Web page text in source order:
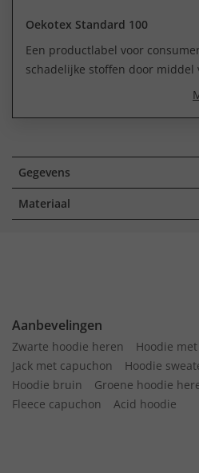
Oekotex Standard 100
Een productlabel voor
schadelijke stoffen door middel
Gegevens
Materiaal
Aanbevelingen
Zwarte hoodie heren
Hoodie
Jack met capuchon
Hoodie
Hoodie bruin
Groene hoodie
Fleece capuchon
Acid hoodie